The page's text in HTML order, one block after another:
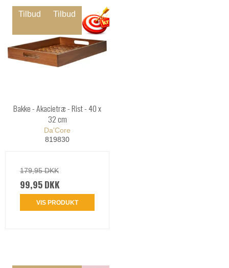
Tilbud Tilbud
Bakke - Akacietræ - Rist - 40 x
32 cm
Da'Core
819830
179,95 DKK
99,95 DKK
VIS PRODUKT